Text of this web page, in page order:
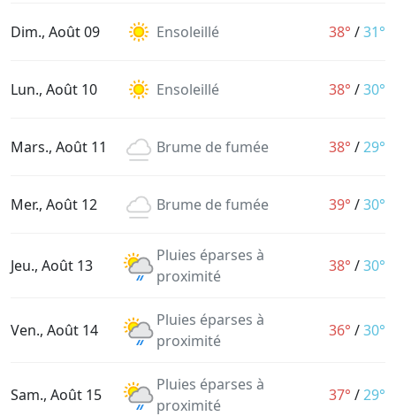
Dim., Août 09 Ensoleillé 38° /31°
Lun., Août 10 Ensoleillé 38° /30°
Mars., Août 11 Brume de fumée 38° /29°
Mer., Août 12 Brume de fumée 39° /30°
Jeu., Août 13
Pluies éparses à
proximité
38° /30°
Ven., Août 14
Pluies éparses à
proximité
36° /30°
Sam., Août 15
Pluies éparses à
proximité
37° /29°